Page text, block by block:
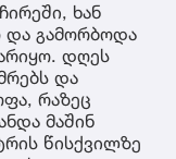
ხან
და გამორბოდა
დღეს
და
რაზეც
მაშინ
წისქვილზე